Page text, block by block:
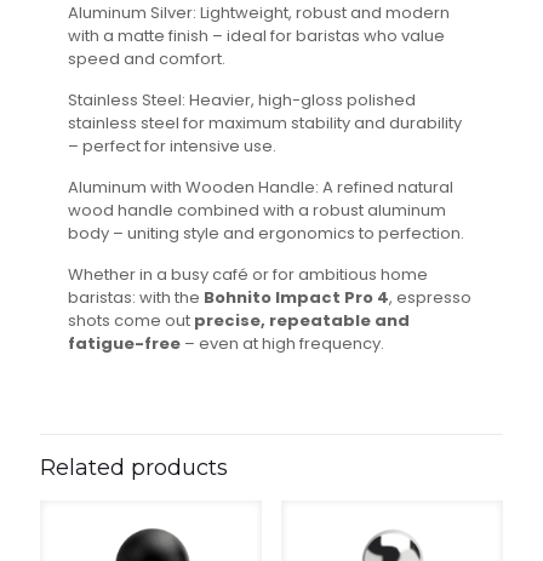
Aluminum Silver: Lightweight, robust and modern
with a matte finish – ideal for baristas who value
speed and comfort.
Stainless Steel: Heavier, high-gloss polished
stainless steel for maximum stability and durability
– perfect for intensive use.
Aluminum with Wooden Handle: A refined natural
wood handle combined with a robust aluminum
body – uniting style and ergonomics to perfection.
Whether in a busy café or for ambitious home
baristas: with the Bohnito Impact Pro 4, espresso
shots come out precise, repeatable and
fatigue-free – even at high frequency.
Related products